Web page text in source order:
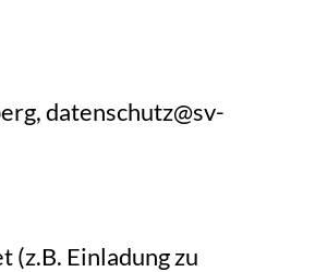
datenschutz@sv-
Einladung zu